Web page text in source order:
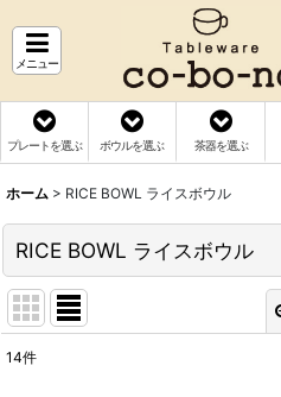
メニュー
プレートを選ぶ ボウルを選ぶ 茶器を選ぶ
ホーム > RICE BOWL ライスボウル
RICE BOWL ライスボウル
14件